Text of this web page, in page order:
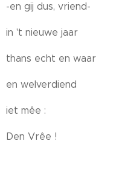
-en gij dus, vriend-
in 't nieuwe jaar
thans echt en waar
en welverdiend
iet mêe :
Den Vrêe !